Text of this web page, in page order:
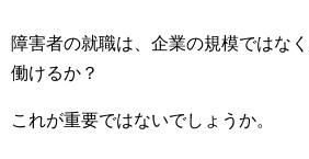
障害者の就職は、企業の規模ではな
働けるか？
これが重要ではないでしょうか。